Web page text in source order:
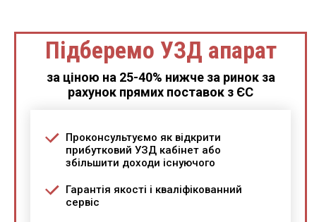
Підберемо УЗД апарат
за ціною на 25-40% нижче за ринок за
рахунок прямих поставок з ЄС
Проконсультуємо як відкрити
прибутковий УЗД кабінет або
збільшити доходи існуючого
Гарантія якості і кваліфікованний
сервіс